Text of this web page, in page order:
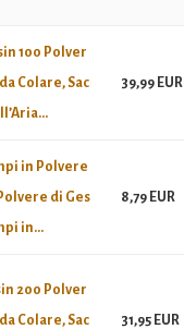
100 Polver
Colare, Sac
39,99 EUR
in Polvere
di Ges
in...
8,79 EUR
200 Polver
Colare, Sac
31,95 EUR